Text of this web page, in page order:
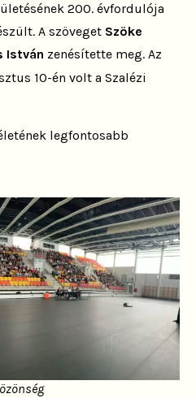
200. évfordulója
A szöveget Szöke
István zenésítette meg. Az
10-én volt a Szalézi
legfontosabb